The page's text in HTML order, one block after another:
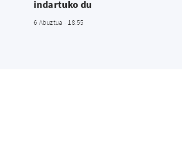
indartuko du
6 Abuztua - 18:55